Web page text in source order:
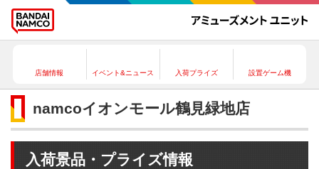
店舗情報 イベント&ニュース 入荷プライズ 設置ゲーム機
namcoイオンモール鶴見緑地店
入荷景品・プライズ情報